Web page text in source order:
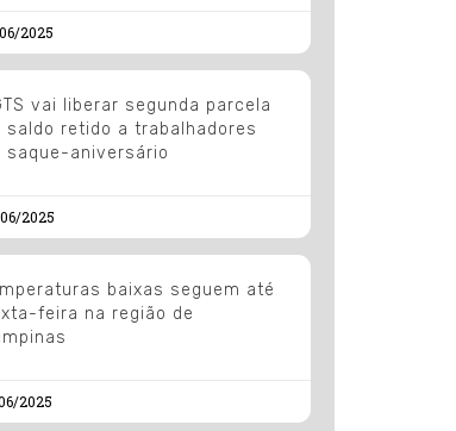
2025
vai liberar segunda parcela
saldo retido a trabalhadores
saque-aniversário
2025
baixas seguem até
feira na região de
2025